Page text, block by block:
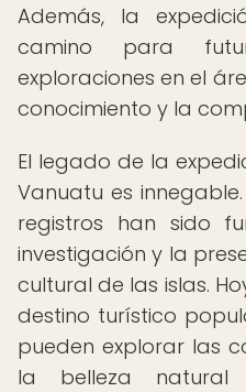
Además, la
camino para
exploraciones en el
conocimiento y la
El legado de la
Vanuatu es
registros han sido
investigación y la
cultural de las islas.
destino turístico
pueden explorar las
la belleza natural